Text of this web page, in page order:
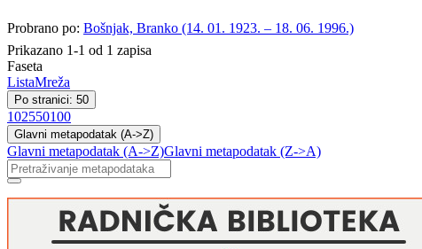
Probrano po: Bošnjak, Branko (14. 01. 1923. – 18. 06. 1996.)
Prikazano 1-1 od 1 zapisa
Faseta
ListaMreža
Po stranici: 50
102550100
Glavni metapodatak (A->Z)
Glavni metapodatak (A->Z)Glavni metapodatak (Z->A)